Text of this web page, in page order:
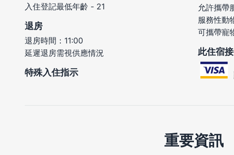
入住登記最低年齡 - 21
退房
退房時間：11:00
延遲退房需視供應情況
特殊入住指示
允許攜帶
服務性動
可攜帶寵
此住宿
重要資訊